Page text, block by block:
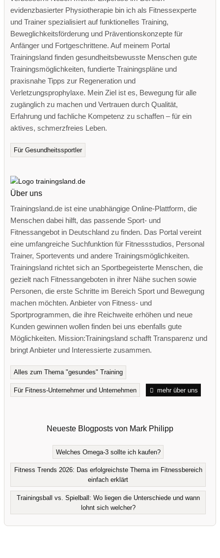
evidenzbasierter Physiotherapie bin ich als Fitnessexperte
und Trainer spezialisiert auf funktionelles Training,
Beweglichkeitsförderung und Präventionskonzepte für
Anfänger und Fortgeschrittene. Auf meinem Portal
Trainingsland finden gesundheitsbewusste Menschen gute
Trainingsmöglichkeiten, fundierte Trainingspläne und
praxisnahe Tipps zur Regeneration und
Verletzungsprophylaxe. Mein Ziel ist es, Bewegung für alle
zugänglich zu machen und Vertrauen durch Qualität,
Erfahrung und fachliche Kompetenz zu schaffen – für ein
aktives, schmerzfreies Leben.
Für Gesundheitssportler
Über uns
Trainingsland.de ist eine unabhängige Online-Plattform, die
Menschen dabei hilft, das passende Sport- und
Fitnessangebot in Deutschland zu finden. Das Portal vereint
eine umfangreiche Suchfunktion für Fitnessstudios, Personal
Trainer, Sportevents und andere Trainingsmöglichkeiten.
Trainingsland richtet sich an Sportbegeisterte Menschen, die
gezielt nach Fitnessangeboten in ihrer Nähe suchen sowie
Personen, die erste Schritte im Bereich Sport und Bewegung
machen möchten. Anbieter von Fitness- und
Sportprogrammen, die ihre Reichweite erhöhen und neue
Kunden gewinnen wollen finden bei uns ebenfalls gute
Möglichkeiten. Mission:Trainingsland schafft Transparenz und
bringt Anbieter und Interessierte zusammen.
Alles zum Thema "gesundes" Training
Für Fitness-Unternehmer und Unternehmen mehr über uns
Neueste Blogposts von Mark Philipp
Welches Omega-3 sollte ich kaufen?
Fitness Trends 2026: Das erfolgreichste Thema im Fitnessbereich
einfach erklärt
Trainingsball vs. Spielball: Wo liegen die Unterschiede und wann
lohnt sich welcher?